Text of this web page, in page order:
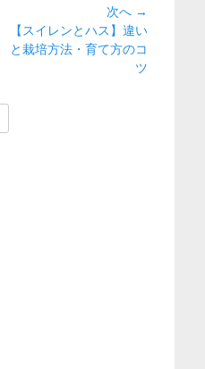
次へ →
の
【スイレンとハス】違い
と栽培方法・育て方のコ
ツ